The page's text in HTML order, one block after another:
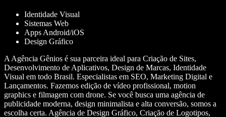
Identidade Visual
Sistemas Web
Apps Android/iOS
Design Gráfico
A Agência Gênios é sua parceira ideal para Criação de Sites,
Desenvolvimento de Aplicativos, Design de Marcas, Identidade
Visual em todo Brasil. Especialistas em SEO, Marketing Digital e
Lançamentos. Fazemos edição de vídeo profissional, motion
graphics e filmagem com drone. Se você busca uma agência de
publicidade moderna, design minimalista e alta conversão, somos a
escolha certa. Agência de Design Gráfico, Criação de Logotipos,